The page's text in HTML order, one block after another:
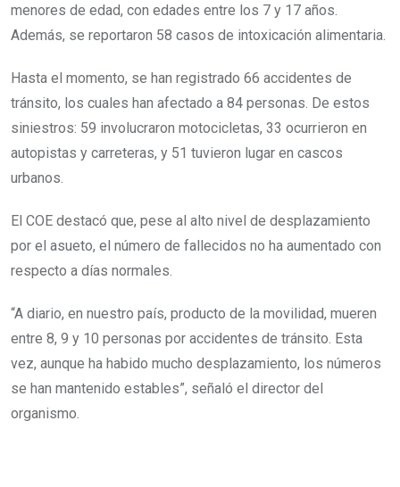
menores de edad, con edades entre los 7 y 17 años.
Además, se reportaron 58 casos de intoxicación alimentaria.
Hasta el momento, se han registrado 66 accidentes de
tránsito, los cuales han afectado a 84 personas. De estos
siniestros: 59 involucraron motocicletas, 33 ocurrieron en
autopistas y carreteras, y 51 tuvieron lugar en cascos
urbanos.
El COE destacó que, pese al alto nivel de desplazamiento
por el asueto, el número de fallecidos no ha aumentado con
respecto a días normales.
“A diario, en nuestro país, producto de la movilidad, mueren
entre 8, 9 y 10 personas por accidentes de tránsito. Esta
vez, aunque ha habido mucho desplazamiento, los números
se han mantenido estables”, señaló el director del
organismo.